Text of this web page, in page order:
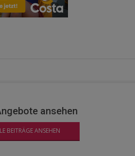
ansehen
BEITRÄGE ANSEHEN